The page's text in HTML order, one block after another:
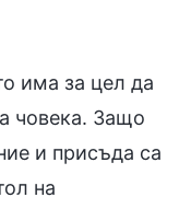
има за цел да
човека. Защо
и присъда са
на